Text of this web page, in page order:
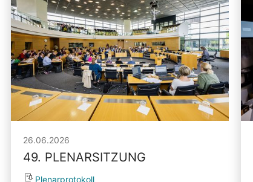
26.06.2026
49. PLENARSITZUNG
Plenarprotokoll